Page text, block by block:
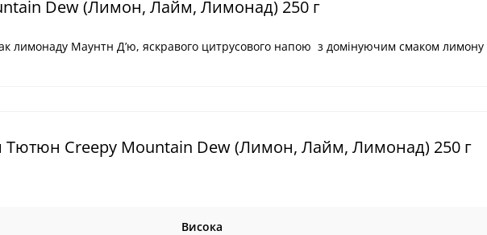
Dew (Лимон, Лайм, Лимонад) 250 г
лимонаду Маунтн Дʼю, яскравого цитрусового напою з домінуючим смаком лимону
Тютюн Creepy Mountain Dew (Лимон, Лайм, Лимонад) 250 г
Висока